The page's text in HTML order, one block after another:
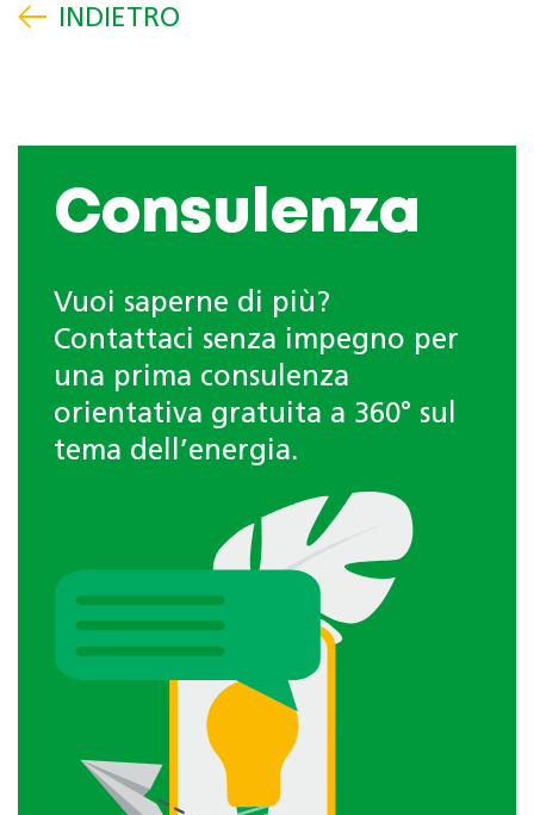
Consulenza
Vuoi saperne di più?
Contattaci senza impegno per
una prima consulenza
orientativa gratuita a 360° sul
tema dell’energia.